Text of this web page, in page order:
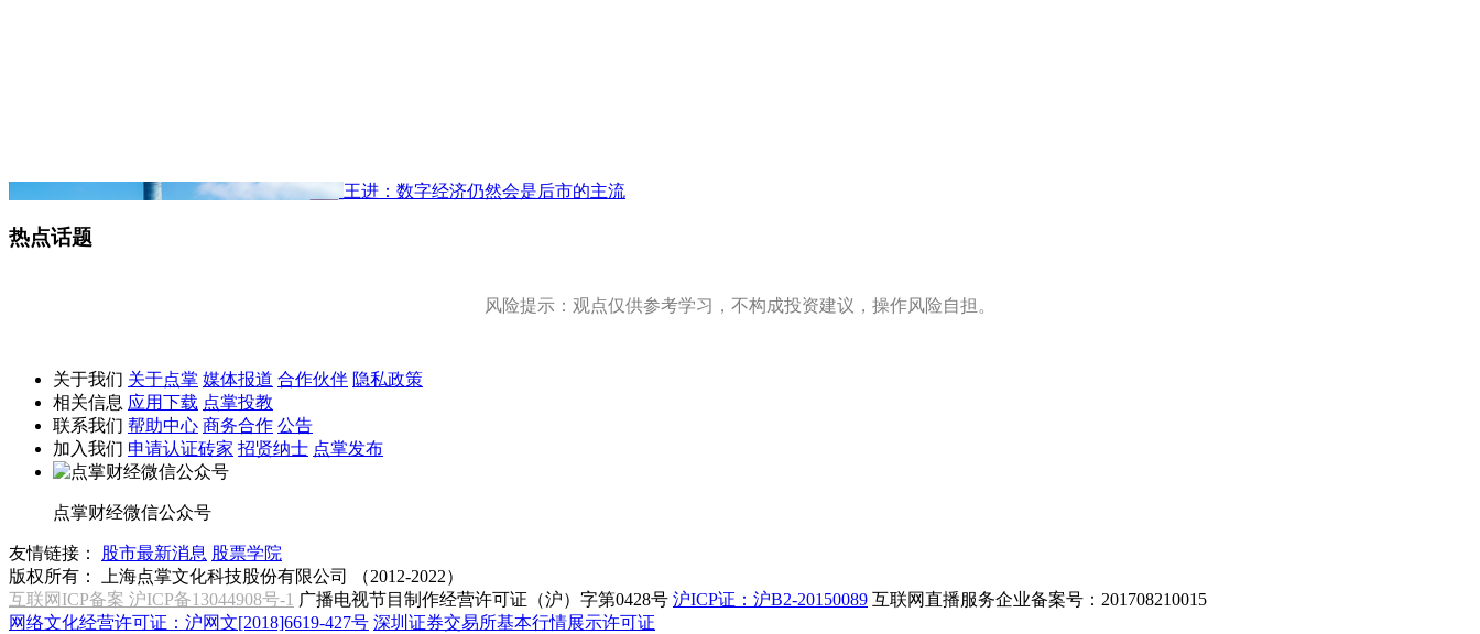
王进：数字经济仍然会是后市的主流
热点话题
风险提示：观点仅供参考学习，不构成投资建议，操作风险自担。
关于我们 关于点掌 媒体报道 合作伙伴 隐私政策
相关信息 应用下载 点掌投教
联系我们 帮助中心 商务合作 公告
加入我们 申请认证砖家 招贤纳士 点掌发布
点掌财经微信公众号
友情链接： 股市最新消息 股票学院
版权所有：
上海点掌文化科技股份有限公司 （2012-2022）
互联网ICP备案 沪ICP备13044908号-1 广播电视节目制作经营许可证（沪）字第0428号 沪ICP证：沪B2-20150089 互联网直播服务企业备案号：201708210015
网络文化经营许可证：沪网文[2018]6619-427号 深圳证券交易所基本行情展示许可证